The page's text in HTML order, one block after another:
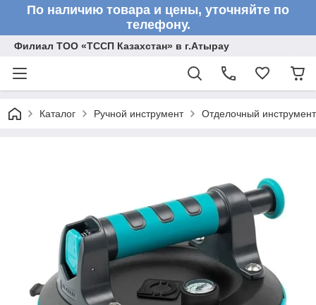
По наличию товара и цены, уточняйте по
телефону.
Филиал ТОО «ТССП Казахстан» в г.Атырау
Каталог Ручной инструмент Отделочный инструмент